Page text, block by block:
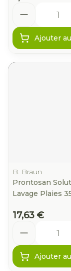
Ajouter
B. Braun
Prontosan
Lavage Plaies
17,63 €
Ajouter